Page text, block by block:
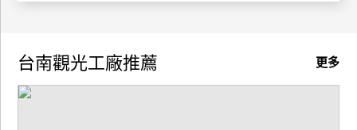
更多
台南觀光工廠推薦